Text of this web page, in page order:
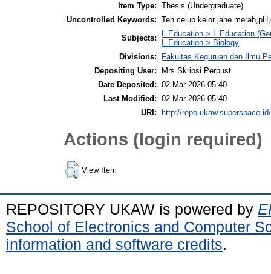
Item Type: Thesis (Undergraduate)
Uncontrolled Keywords: Teh celup kelor jahe
Subjects:
L Education > L Education
L Education > Biology
Divisions:
Fakultas Keguruan dan Ilmu
Depositing User:
Mrs Skripsi Perpust
Date Deposited: 02 Mar 2026 05:40
Last Modified: 02 Mar 2026 05:40
URI:
http://repo-
Actions (login required)
View Item
REPOSITORY UKAW is powered by
School of Electronics and Computer
information and software credits.